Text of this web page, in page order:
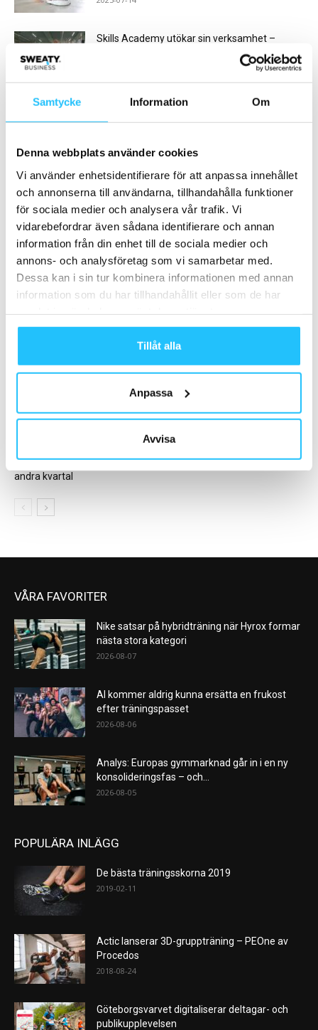
Samtycke Information Om
Denna webbplats använder cookies
Vi använder enhetsidentifierare för att anpassa innehållet
och annonserna till användarna, tillhandahålla funktioner
för sociala medier och analysera vår trafik. Vi
vidarebefordrar även sådana identifierare och annan
information från din enhet till de sociala medier och
annons- och analysföretag som vi samarbetar med.
Dessa kan i sin tur kombinera informationen med annan
information som du har tillhandahållit eller som de har
Tillåt alla
Anpassa
Avvisa
Skills Academy utökar sin verksamhet –
öppnar Stockholms största fotbollsanläggning
2024-10-29
Ladda fler
HETAST JUST NU
Gruppträning
Almega Friskvårdsföretagen
rekryterar Helena Arnold
Gym
Basic-Fit lanserar initiativ för
att göra träning på gym mer
tillgängligt
driftsresultatet under årets
andra kvartal
Magnus Wilhelmsson –
Sweaty Business Podcast #77
VÅRA FAVORITER
Nike satsar på hybridträning när Hyrox formar
nästa stora kategori
2026-08-07
AI kommer aldrig kunna ersätta en frukost
efter träningspasset
2026-08-06
Analys: Europas gymmarknad går in i en ny
konsolideringsfas – och...
2026-08-05
POPULÄRA INLÄGG
De bästa träningsskorna 2019
2019-02-11
Actic lanserar 3D-gruppträning – PEOne av
Procedos
2018-08-24
Göteborgsvarvet digitaliserar deltagar- och
publikupplevelsen